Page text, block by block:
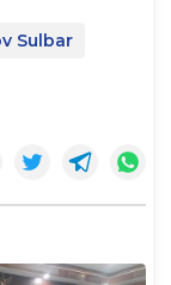
Sulbar